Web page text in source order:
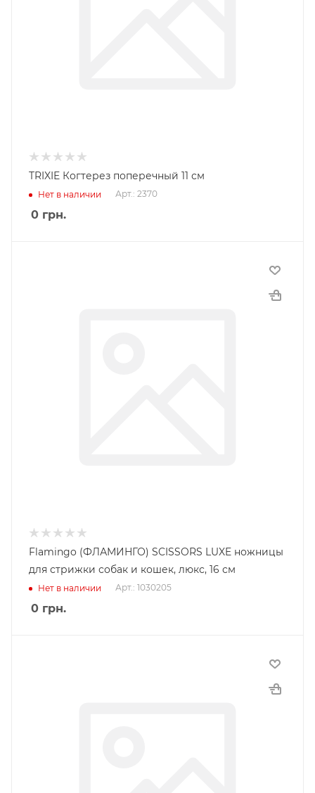
TRIXIE Когтерез поперечный 11 см
Нет в наличии Арт.: 2370
0 грн.
Flamingo (ФЛАМИНГО) SCISSORS LUXE ножницы
для стрижки собак и кошек, люкс, 16 см
Нет в наличии Арт.: 1030205
0 грн.